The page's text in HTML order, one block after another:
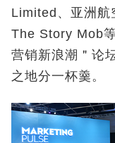
Limited、亚洲航
The Story Mob
营销新浪潮＂论
之地分一杯羹。